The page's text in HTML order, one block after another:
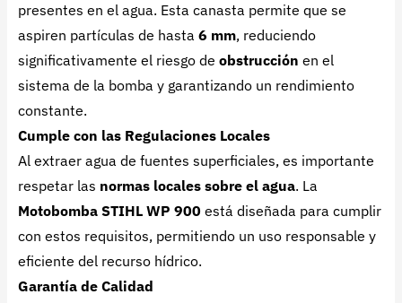
presentes en el agua. Esta canasta permite que se
aspiren partículas de hasta 6 mm, reduciendo
significativamente el riesgo de obstrucción en el
sistema de la bomba y garantizando un rendimiento
constante.
Cumple con las Regulaciones Locales
Al extraer agua de fuentes superficiales, es importante
respetar las normas locales sobre el agua. La
Motobomba STIHL WP 900 está diseñada para cumplir
con estos requisitos, permitiendo un uso responsable y
eficiente del recurso hídrico.
Garantía de Calidad